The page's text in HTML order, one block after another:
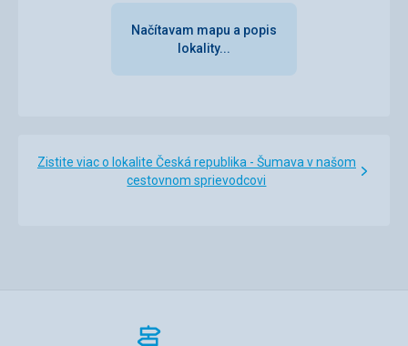
Načítavam mapu a popis
lokality...
Zistite viac o lokalite Česká republika - Šumava v našom
cestovnom sprievodcovi